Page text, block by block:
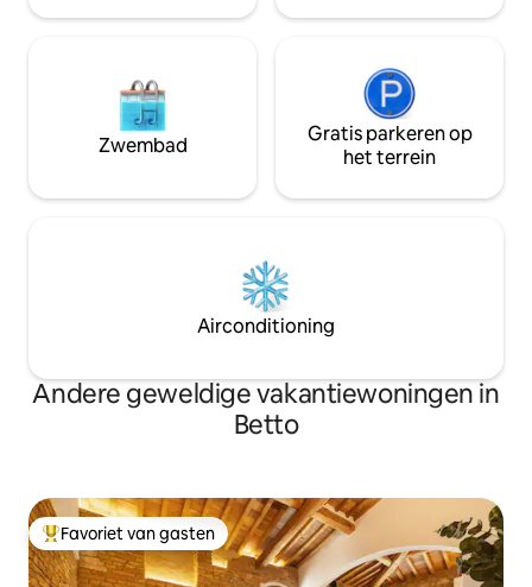
stukje paradijs!
comfort, rust en
Zwembad
Gratis parkeren op
het terrein
Airconditioning
Andere geweldige vakantiewoningen in
Betto
Topfavoriet van gasten
Favoriet van gasten